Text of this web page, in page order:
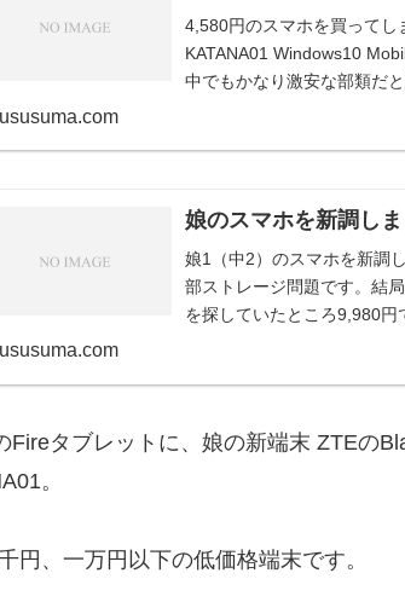
4,580円のスマホを買って
KATANA01 Windows10
中でもかなり激安な部類だ
娘のスマホを新調しま
娘1（中2）のスマホを新調
部ストレージ問題です。結
を探していたところ9,980
Fireタブレットに、娘の新端末 ZTEの
。
円、一万円以下の低価格端末です。